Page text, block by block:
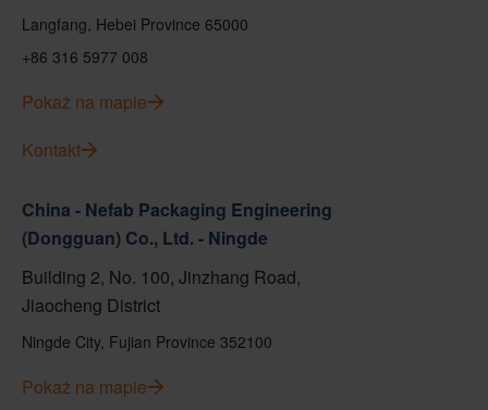
Langfang, Hebei Province 65000
+86 316 5977 008
Pokaż na mapie
Kontakt
China - Nefab Packaging Engineering
(Dongguan) Co., Ltd. - Ningde
Building 2, No. 100, Jinzhang Road,
Jiaocheng District
Ningde City, Fujian Province 352100
Pokaż na mapie